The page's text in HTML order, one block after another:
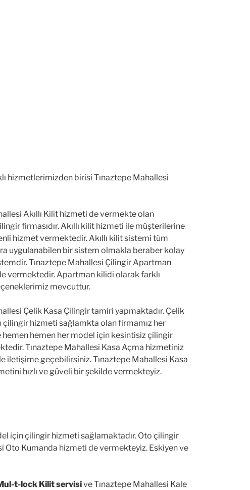
hizmetlerimizden birisi Tınaztepe Mahallesi
Akıllı Kilit hizmeti de vermekte olan
firmasıdır. Akıllı kilit hizmeti ile müşterilerine
hizmet vermektedir. Akıllı kilit sistemi tüm
uygulanabilen bir sistem olmakla beraber kolay
Tınaztepe Mahallesi Çilingir Apartman
vermektedir. Apartman kilidi olarak farklı
mevcuttur.
Çelik Kasa Çilingir tamiri yapmaktadır. Çelik
çilingir hizmeti sağlamkta olan firmamız her
hemen hemen her model için kesintisiz çilingir
Tınaztepe Mahallesi Kasa Açma hizmetiniz
iletişime geçebilirsiniz. Tınaztepe Mahallesi Kasa
hızlı ve güveli bir şekilde vermekteyiz.
için çilingir hizmeti sağlamaktadır. Oto çilingir
Oto Kumanda hizmeti de vermekteyiz. Eskiyen ve
t-lock Kilit servisive Tınaztepe Mahallesi Kale